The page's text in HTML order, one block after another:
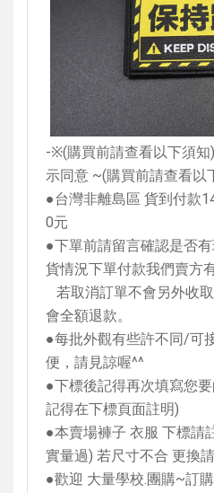
-※(購買前請查看以下須知)
示同意 ~(購買前請查看以
●台灣非離島區 貨到付款
0元
●下單前請留言確認是否
貨情況下單付款我們賣方
若取消訂單不會另外收
會全額退款。
●每批外觀有些許不同/可
便，請見諒喔^^
●下標後記得再次填寫您
記得在下標頁面註明)
●本賣場褲子 衣服 下標請
實量過) 若尺寸不合 更換
●歡迎 大量學校.團購~訂購